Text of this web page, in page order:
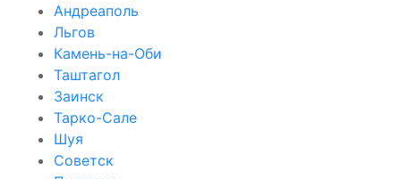
Андреаполь
Льгов
Камень-на-Оби
Таштагол
Заинск
Тарко-Сале
Шуя
Советск